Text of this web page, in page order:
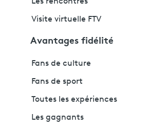
Les rencontres
Visite virtuelle FTV
Avantages fidélité
Fans de culture
Fans de sport
Toutes les expériences
Les gagnants